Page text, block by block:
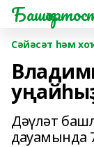
Сәйәсәт һәм
Дәүләт
дауамында